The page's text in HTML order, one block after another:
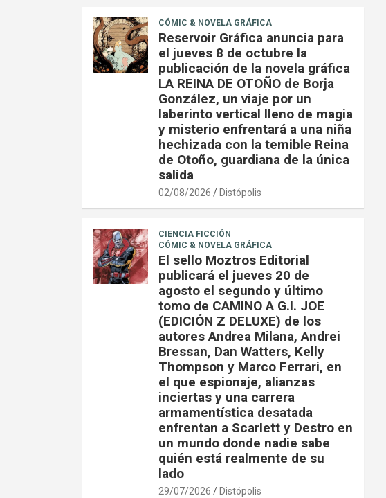
CÓMIC & NOVELA GRÁFICA
Reservoir Gráfica anuncia para
el jueves 8 de octubre la
publicación de la novela gráfica
LA REINA DE OTOÑO de Borja
González, un viaje por un
laberinto vertical lleno de magia
y misterio enfrentará a una niña
hechizada con la temible Reina
de Otoño, guardiana de la única
salida
02/08/2026 Distópolis
CIENCIA FICCIÓN
CÓMIC & NOVELA GRÁFICA
El sello Moztros Editorial
publicará el jueves 20 de
agosto el segundo y último
tomo de CAMINO A G.I. JOE
(EDICIÓN Z DELUXE) de los
autores Andrea Milana, Andrei
Bressan, Dan Watters, Kelly
Thompson y Marco Ferrari, en
el que espionaje, alianzas
inciertas y una carrera
armamentística desatada
enfrentan a Scarlett y Destro en
un mundo donde nadie sabe
quién está realmente de su
lado
29/07/2026 Distópolis